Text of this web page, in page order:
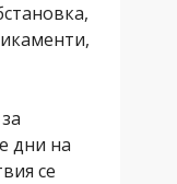
дни на
се